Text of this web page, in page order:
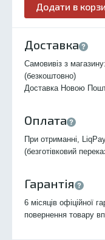
Додати в
Доставка
Самовивіз з
(безкоштовно)
Доставка Новою
Оплата
При отриманні,
(безготівковий
Гарантія
6 місяців офіційної
повернення товару